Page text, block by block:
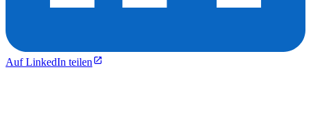
Auf LinkedIn teilen